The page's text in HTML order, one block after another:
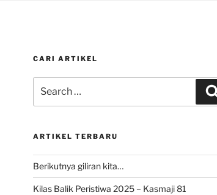
CARI ARTIKEL
for:
ARTIKEL TERBARU
Berikutnya giliran kita…
Kilas Balik Peristiwa 2025 – Kasmaji 81